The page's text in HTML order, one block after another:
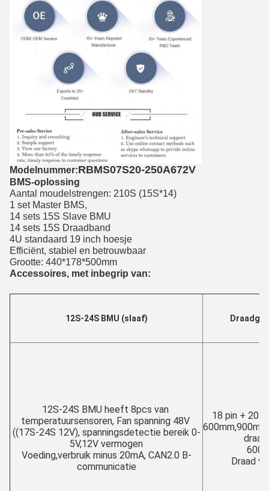
Modelnummer:RBMS07S20-250A672V
BMS-oplossing
Aantal moudelstrengen: 210S (15S*14)
1 set Master BMS,
14 sets 15S Slave BMU
14 sets 15S Draadband
4U standaard 19 inch hoesje
Efficiënt, stabiel en betrouwbaar
Grootte: 440*178*500mm
Accessoires, met inbegrip van:
12S-24S BMU (slaaf)
12S-24S BMU heeft 8pcs van
temperatuursensoren, Fan spanning 48V
((17S-24S 12V), spanningsdetectie bereik 0-
5V,12V vermogen
Voeding,verbruik minus 20mA, CAN2.0 B-
communicatie
18 pin + 20
Draad